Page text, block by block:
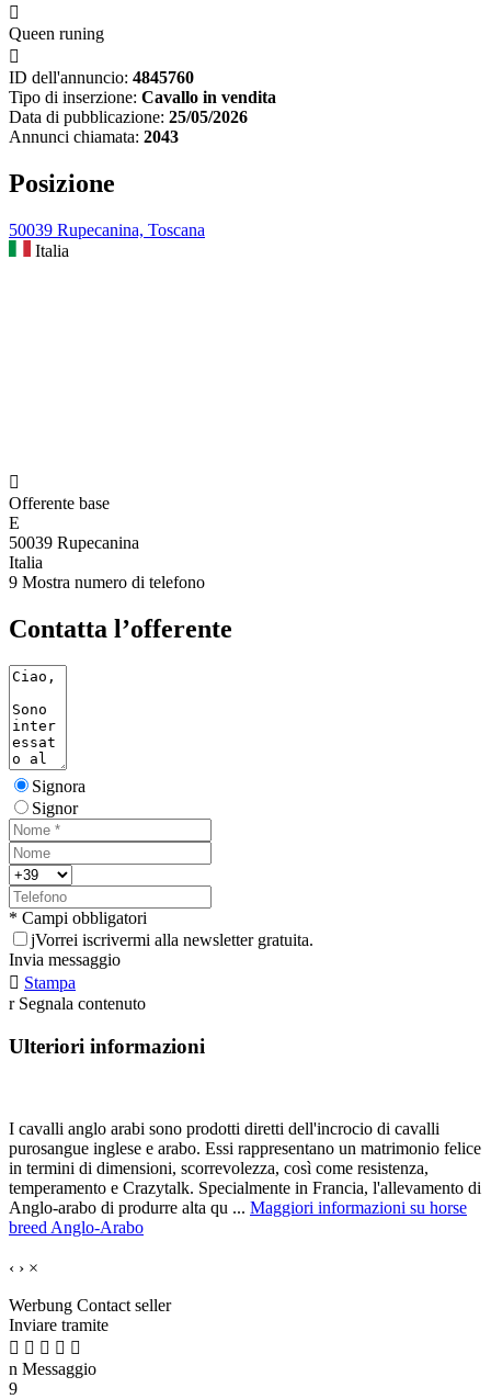

Queen runing

ID dell'annuncio: 4845760
Tipo di inserzione: Cavallo in vendita
Data di pubblicazione: 25/05/2026
Annunci chiamata: 2043
Posizione
50039 Rupecanina, Toscana
Italia

Offerente base
E
50039 Rupecanina
Italia
9 Mostra numero di telefono
Contatta l’offerente
Signora
Signor
* Campi obbligatori
jVorrei iscrivermi alla newsletter gratuita.
Invia messaggio
 Stampa
r Segnala contenuto
Ulteriori informazioni
I cavalli anglo arabi sono prodotti diretti dell'incrocio di cavalli
purosangue inglese e arabo. Essi rappresentano un matrimonio felice
in termini di dimensioni, scorrevolezza, così come resistenza,
temperamento e Crazytalk. Specialmente in Francia, l'allevamento di
Anglo-arabo di produrre alta qu ... Maggiori informazioni su horse
breed Anglo-Arabo
‹ › ×
Werbung Contact seller
Inviare tramite
    
n Messaggio
9